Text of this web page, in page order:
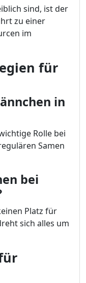
sind, ist der
zu einer
im
für
in
Rolle bei
Samen
bei
Platz für
sich alles um